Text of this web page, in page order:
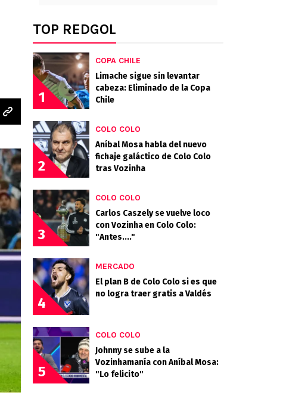
TOP REDGOL
1
COPA CHILE
Limache sigue sin levantar
cabeza: Eliminado de la Copa
Chile
2
COLO COLO
Aníbal Mosa habla del nuevo
fichaje galáctico de Colo Colo
tras Vozinha
3
COLO COLO
Carlos Caszely se vuelve loco
con Vozinha en Colo Colo:
"Antes...."
4
MERCADO
El plan B de Colo Colo si es que
no logra traer gratis a Valdés
5
COLO COLO
Johnny se sube a la
Vozinhamanía con Aníbal Mosa:
"Lo felicito"